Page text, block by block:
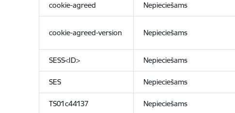
cookie-agreed Nepieciešams
cookie-agreed-version Nepieciešams
SESS<ID> Nepieciešams
SES Nepieciešams
TS01c44137 Nepieciešams